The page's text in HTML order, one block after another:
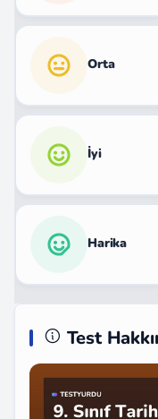
Orta
İyi
Harika
Test